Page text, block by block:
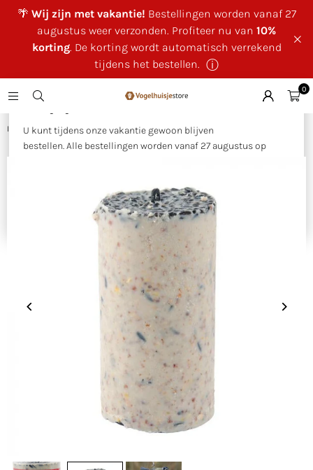
🌴 Wij zijn met vakantie! Bestellingen worden vanaf 27
augustus weer verzonden. Profiteer nu van 10%
korting. De korting wordt automatisch verrekend
tijdens het bestellen. ⓘ
×
U kunt tijdens onze vakantie gewoon blijven
bestellen. Alle bestellingen worden vanaf 27 augustus op
10% korting op uw bestelling. Deze wordt
automatisch verrekend tijdens het bestellen.
0
Huis Pindacake met zaden 500ml